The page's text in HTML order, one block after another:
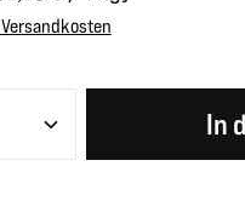
Gib den In